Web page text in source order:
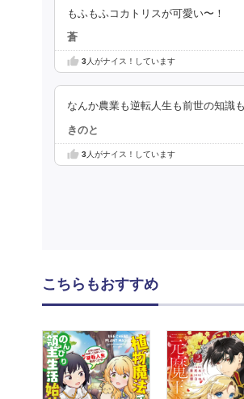
もふもふコカトリスが可愛い〜！
蒼
3人がナイス！しています
なんか農業も逆転人生も前世の知識
きのと
3人がナイス！しています
こちらもおすすめ